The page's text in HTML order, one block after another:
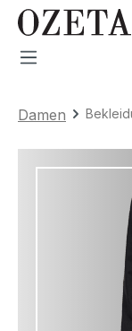
Zum Hauptinhalt
Damen